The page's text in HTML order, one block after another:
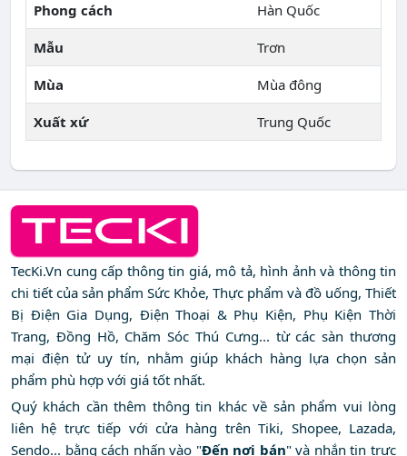
Phong cách Hàn Quốc
Mẫu Trơn
Mùa Mùa đông
Xuất xứ Trung Quốc
TecKi.Vn cung cấp thông tin giá, mô tả, hình ảnh và thông tin
chi tiết của sản phẩm Sức Khỏe, Thực phẩm và đồ uống, Thiết
Bị Điện Gia Dụng, Điện Thoại & Phụ Kiện, Phụ Kiện Thời
Trang, Đồng Hồ, Chăm Sóc Thú Cưng... từ các sàn thương
mại điện tử uy tín, nhằm giúp khách hàng lựa chọn sản
phẩm phù hợp với giá tốt nhất.
Quý khách cần thêm thông tin khác về sản phẩm vui lòng
liên hệ trực tiếp với cửa hàng trên Tiki, Shopee, Lazada,
Sendo... bằng cách nhấn vào "Đến nơi bán" và nhắn tin trực